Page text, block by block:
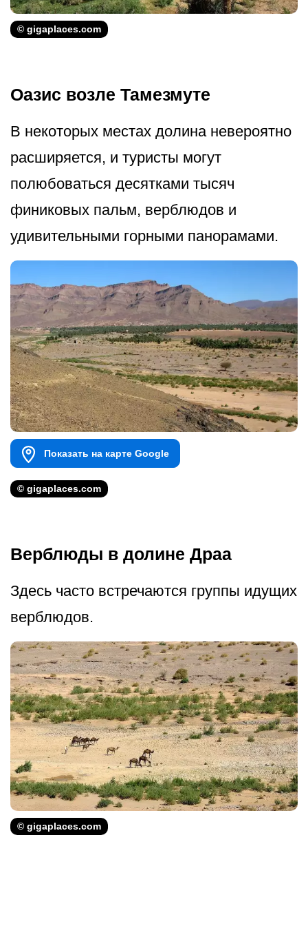
© gigaplaces.com
Оазис возле Тамезмуте
В некоторых местах долина невероятно
расширяется, и туристы могут
полюбоваться десятками тысяч
финиковых пальм, верблюдов и
удивительными горными панорамами.
Показать на карте Google
© gigaplaces.com
Верблюды в долине Драа
Здесь часто встречаются группы идущих
верблюдов.
© gigaplaces.com